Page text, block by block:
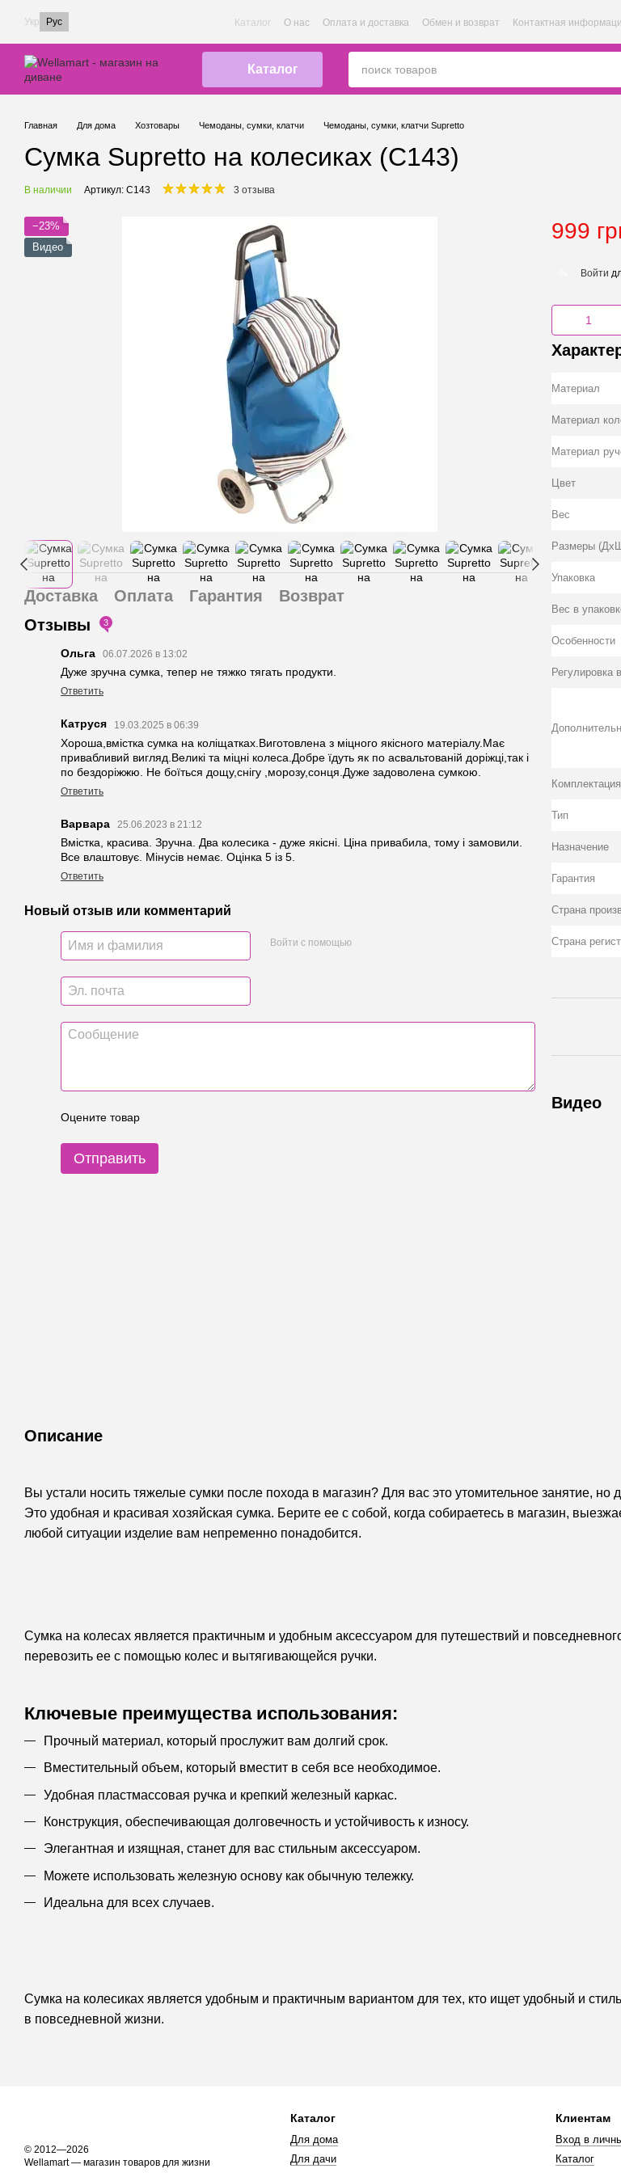
Перейти к основному контенту
Укр Рус Каталог О нас Оплата и доставка Обмен и возврат Контактная
Каталог
Главная Для дома Хозтовары Чемоданы, сумки, клатчи Чемоданы, сумки, клатчи Supretto
Сумка Supretto на колесиках (C143)
В наличии Артикул: C143 3 отзыва
−23%
Видео
Доставка Оплата Гарантия
Возврат
Отзывы
3
Ольга 06.07.2026 в 13:02
Дуже зручна сумка, тепер не тяжко тягать продукти.
Ответить
Катруся 19.03.2025 в 06:39
Хороша,вмістка сумка на коліщатках.Виготовлена з міцного якісного матеріалу.Має
привабливий вигляд.Великі та міцні колеса.Добре їдуть як по асвальтованій доріжці,так і
по бездоріжжю. Не боїться дощу,снігу ,морозу,сонця.Дуже задоволена сумкою.
Ответить
Варвара 25.06.2023 в 21:12
Вмістка, красива. Зручна. Два колесика - дуже якісні. Ціна привабила, тому і замовили.
Все влаштовує. Мінусів немає. Оцінка 5 із 5.
Ответить
Новый отзыв или комментарий
Войти с помощью
Оцените товар
Отправить
999
Войти
Материал
Материал
Материал
Цвет
Вес
Размеры
Упаковка
Вес в
Особенности
Регулировка
Комплектация
Тип
Назначение
Гарантия
Страна
Страна
Видео
Описание
Вы устали носить тяжелые сумки после похода в магазин? Для вас это утомительное занятие,
Это удобная и красивая хозяйская сумка. Берите ее с собой, когда собираетесь в магазин,
любой ситуации изделие вам непременно понадобится.
Сумка на колесах является практичным и удобным аксессуаром для путешествий и
перевозить ее с помощью колес и вытягивающейся ручки.
Ключевые преимущества использования:
Прочный материал, который прослужит вам долгий срок.
Вместительный объем, который вместит в себя все необходимое.
Удобная пластмассовая ручка и крепкий железный каркас.
Конструкция, обеспечивающая долговечность и устойчивость к износу.
Элегантная и изящная, станет для вас стильным аксессуаром.
Можете использовать железную основу как обычную тележку.
Идеальна для всех случаев.
Сумка на колесиках является удобным и практичным вариантом для тех, кто ищет удобный и
в повседневной жизни.
© 2012—2026
Wellamart — магазин товаров для жизни
Каталог
Для дома
Для дачи
Клиентам
Вход в
Каталог